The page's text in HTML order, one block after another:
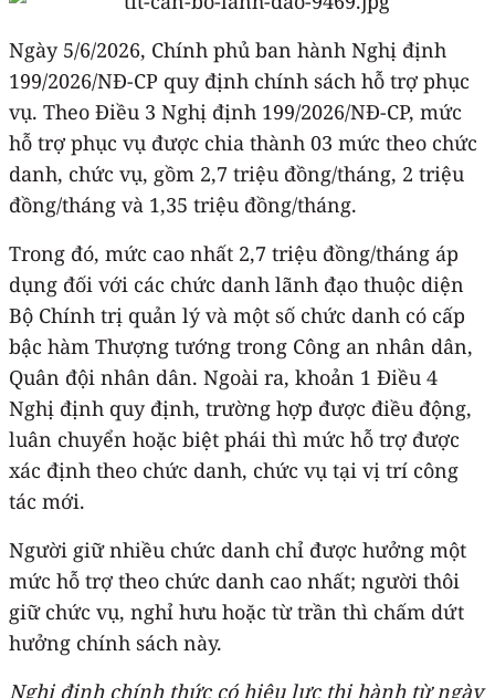
Ngày 5/6/2026, Chính phủ ban hành Nghị định
199/2026/NĐ-CP quy định chính sách hỗ trợ phục
vụ. Theo Điều 3 Nghị định 199/2026/NĐ-CP, mức
hỗ trợ phục vụ được chia thành 03 mức theo chức
danh, chức vụ, gồm 2,7 triệu đồng/tháng, 2 triệu
đồng/tháng và 1,35 triệu đồng/tháng.
Trong đó, mức cao nhất 2,7 triệu đồng/tháng áp
dụng đối với các chức danh lãnh đạo thuộc diện
Bộ Chính trị quản lý và một số chức danh có cấp
bậc hàm Thượng tướng trong Công an nhân dân,
Quân đội nhân dân. Ngoài ra, khoản 1 Điều 4
Nghị định quy định, trường hợp được điều động,
luân chuyển hoặc biệt phái thì mức hỗ trợ được
xác định theo chức danh, chức vụ tại vị trí công
tác mới.
Người giữ nhiều chức danh chỉ được hưởng một
mức hỗ trợ theo chức danh cao nhất; người thôi
giữ chức vụ, nghỉ hưu hoặc từ trần thì chấm dứt
hưởng chính sách này.
Nghị định chính thức có hiệu lực thi hành từ ngày